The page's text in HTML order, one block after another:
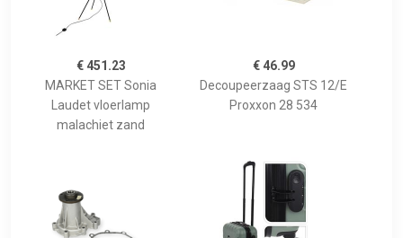
€ 451.23
MARKET SET Sonia
Laudet vloerlamp
malachiet zand
€ 46.99
Decoupeerzaag STS 12/E
Proxxon 28 534